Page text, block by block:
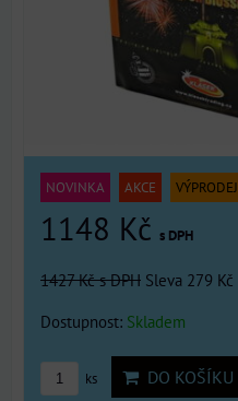
NOVINKA AKCE VÝPRODEJ
1148 Kč s DPH
1427 Kčs DPH Sleva 279 Kč
Dostupnost: Skladem
ks DO KOŠÍKU